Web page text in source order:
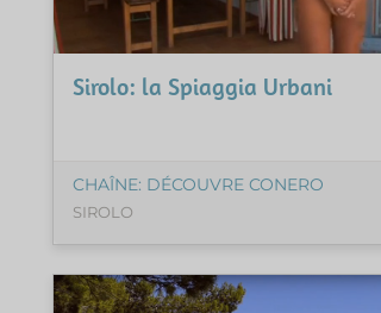
Sirolo: la Spiaggia Urbani
CHAÎNE: DÉCOUVRE CONERO
SIROLO